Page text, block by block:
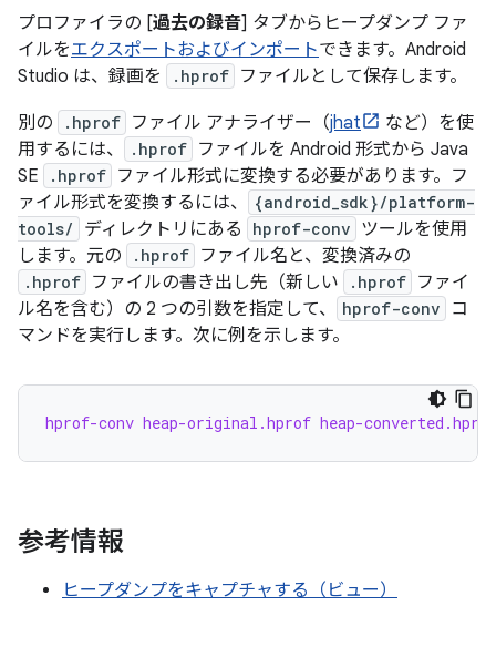
プロファイラの [過去の録音] タブからヒープダンプ ファ
イルをエクスポートおよびインポートできます。Android
Studio は、録画を
.hprof ファイルとして保存します。
別の .hprof ファイル アナライザー（jhat
など）を使
用するには、
.hprof ファイルを Android 形式から Java
SE
.hprof ファイル形式に変換する必要があります。フ
ァイル形式を変換するには、
{android_sdk}/platform-
tools/
ディレクトリにある hprof-conv ツールを使用
します。元の
.hprof ファイル名と、変換済みの
.hprof ファイルの書き出し先（新しい .hprof ファイ
ル名を含む）の 2 つの引数を指定して、
hprof-conv
コ
マンドを実行します。次に例を示します。
hprof-conv heap-original.hprof heap-converted.hprof
参考情報
ヒープダンプをキャプチャする（ビュー）